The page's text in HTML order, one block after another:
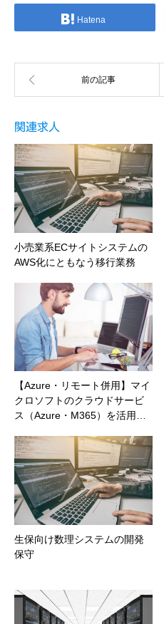
Hatena
関連求人
小売業系ECサイトシステムの
AWS化にともなう移行業務
【Azure・リモート併用】マイ
クロソフトのクラウドサービ
ス（Azure・M365）を活用…
生保向け数理システムの開発
保守